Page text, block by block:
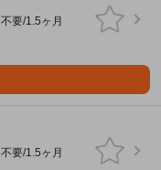
不要/1.5ヶ月
不要/1.5ヶ月